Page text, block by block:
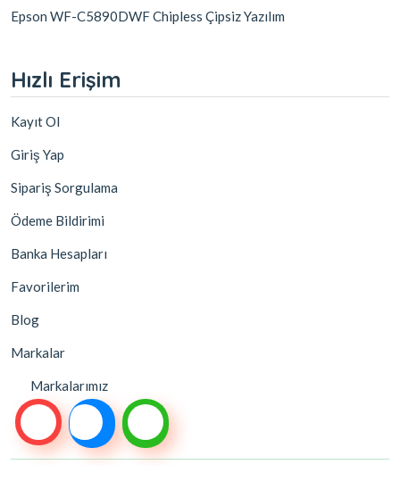
Epson WF-C5890DWF Chipless Çipsiz Yazılım
Hızlı Erişim
Kayıt Ol
Giriş Yap
Sipariş Sorgulama
Ödeme Bildirimi
Banka Hesapları
Favorilerim
Blog
Markalar
Markalarımız